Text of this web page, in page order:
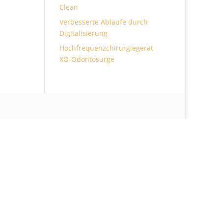
Clean
Verbesserte Abläufe durch
Digitalisierung
Hochfrequenzchirurgiegerät
XO-Odontosurge